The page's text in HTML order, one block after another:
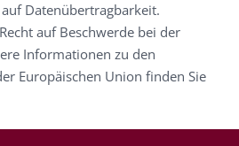
Datenübertragbarkeit.
auf Beschwerde bei der
Informationen zu den
Europäischen Union finden Sie